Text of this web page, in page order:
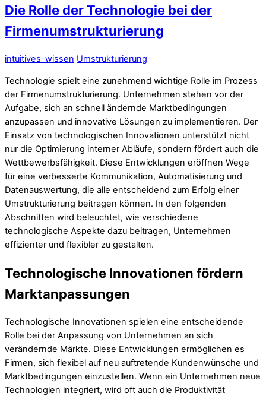
Die Rolle der Technologie bei der
Firmenumstrukturierung
intuitives-wissen Umstrukturierung
Technologie spielt eine zunehmend wichtige Rolle im Prozess
der Firmenumstrukturierung. Unternehmen stehen vor der
Aufgabe, sich an schnell ändernde Marktbedingungen
anzupassen und innovative Lösungen zu implementieren. Der
Einsatz von technologischen Innovationen unterstützt nicht
nur die Optimierung interner Abläufe, sondern fördert auch die
Wettbewerbsfähigkeit. Diese Entwicklungen eröffnen Wege
für eine verbesserte Kommunikation, Automatisierung und
Datenauswertung, die alle entscheidend zum Erfolg einer
Umstrukturierung beitragen können. In den folgenden
Abschnitten wird beleuchtet, wie verschiedene
technologische Aspekte dazu beitragen, Unternehmen
effizienter und flexibler zu gestalten.
Technologische Innovationen fördern
Marktanpassungen
Technologische Innovationen spielen eine entscheidende
Rolle bei der Anpassung von Unternehmen an sich
verändernde Märkte. Diese Entwicklungen ermöglichen es
Firmen, sich flexibel auf neu auftretende Kundenwünsche und
Marktbedingungen einzustellen. Wenn ein Unternehmen neue
Technologien integriert, wird oft auch die Produktivität